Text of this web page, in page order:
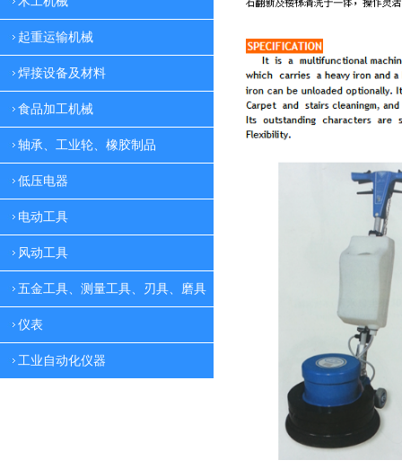
起重运输机械
焊接设备及材料
食品加工机械
轴承、工业轮、橡胶制品
低压电器
电动工具
风动工具
五金工具、测量工具、刃具、磨具
仪表
工业自动化仪器